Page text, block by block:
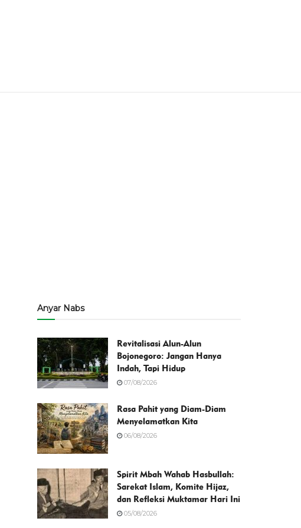
Anyar Nabs
Revitalisasi Alun-Alun
Bojonegoro: Jangan Hanya
Indah, Tapi Hidup
07/08/2026
Rasa Pahit yang Diam-Diam
Menyelamatkan Kita
06/08/2026
Spirit Mbah Wahab Hasbullah:
Sarekat Islam, Komite Hijaz,
dan Refleksi Muktamar Hari Ini
05/08/2026